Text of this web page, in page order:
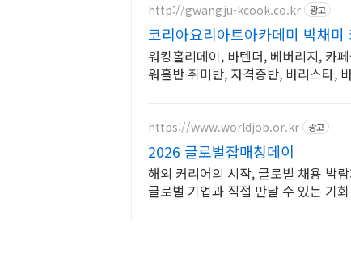
http://gwangju-kcook.co.kr 광고
코리아요리아트아카데미 박채미
워킹홀리데이, 바텐더, 베버리지, 카
워홀반 취미반, 자격증반, 바리스타,
https://www.worldjob.or.kr 광고
2026 글로벌잡매칭데이
해외 커리어의 시작, 글로벌 채용 박
글로벌 기업과 직접 만날 수 있는 기